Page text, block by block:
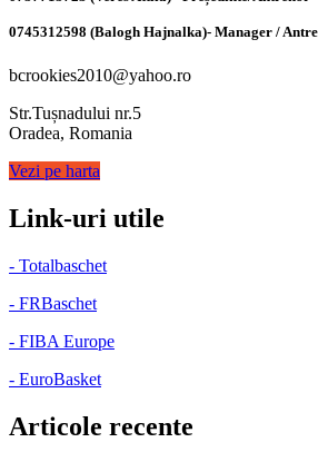
0745312598 (Balogh Hajnalka)- Manager /
bcrookies2010@yahoo.ro
Str.Tușnadului nr.5
Oradea, Romania
Vezi pe harta
Link-uri utile
- Totalbaschet
- FRBaschet
- FIBA Europe
- EuroBasket
Articole recente